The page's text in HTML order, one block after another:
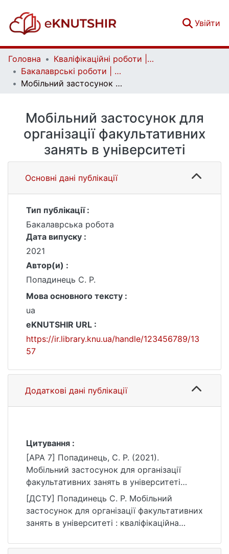
Увійти
Головна
Кваліфікаційні роботи | Qualifying works
Бакалаврські роботи | Bachelor theses
Мобільний застосунок для організації факультативних занять в університеті
Мобільний застосунок для
організації факультативних
занять в університеті
Основні дані публікації
Тип публікації :
Бакалаврська робота
Дата випуску :
2021
Автор(и) :
Попадинець С. Р.
Мова основного тексту :
ua
eKNUTSHIR URL :
https://ir.library.knu.ua/handle/123456789/13
57
Додаткові дані публікації
Цитування :
[APA 7] Попадинець, С. Р. (2021).
Мобільний застосунок для організації
факультативних занять в університеті
[Бакалаврська робота, Київський
національний університет імені Тараса
Шевченка]. eKNUTSHIR.
https://ir.library.knu.ua/handle/123456789/13
57
[ДСТУ] Попадинець С. Р. Мобільний
застосунок для організації факультативних
занять в університеті : кваліфікаційна
Київ, 2021. 61 с. URL: